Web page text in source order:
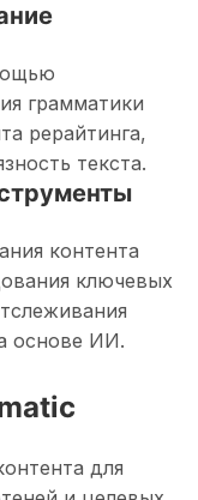
грамматики
рерайтинга,
текста.
контента
ключевых
основе ИИ.
для